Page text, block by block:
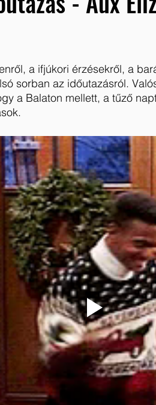
a ifjúkori érzésekről, a
sorban az időutazásról.
a Balaton mellett, a tűző